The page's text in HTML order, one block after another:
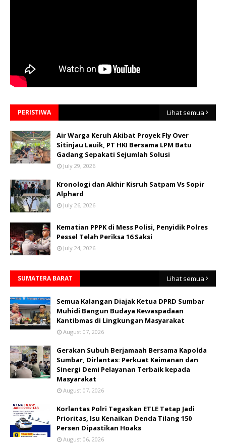
PERISTIWA Lihat semua
Air Warga Keruh Akibat Proyek Fly Over
Sitinjau Lauik, PT HKI Bersama LPM Batu
Gadang Sepakati Sejumlah Solusi
July 29, 2026
Kronologi dan Akhir Kisruh Satpam Vs Sopir
Alphard
July 26, 2026
Kematian PPPK di Mess Polisi, Penyidik Polres
Pessel Telah Periksa 16 Saksi
July 24, 2026
SUMATERA BARAT Lihat semua
Semua Kalangan Diajak Ketua DPRD Sumbar
Muhidi Bangun Budaya Kewaspadaan
Kantibmas di Lingkungan Masyarakat
August 07, 2026
Gerakan Subuh Berjamaah Bersama Kapolda
Sumbar, Dirlantas: Perkuat Keimanan dan
Sinergi Demi Pelayanan Terbaik kepada
Masyarakat
August 07, 2026
Korlantas Polri Tegaskan ETLE Tetap Jadi
Prioritas, Isu Kenaikan Denda Tilang 150
Persen Dipastikan Hoaks
August 06, 2026